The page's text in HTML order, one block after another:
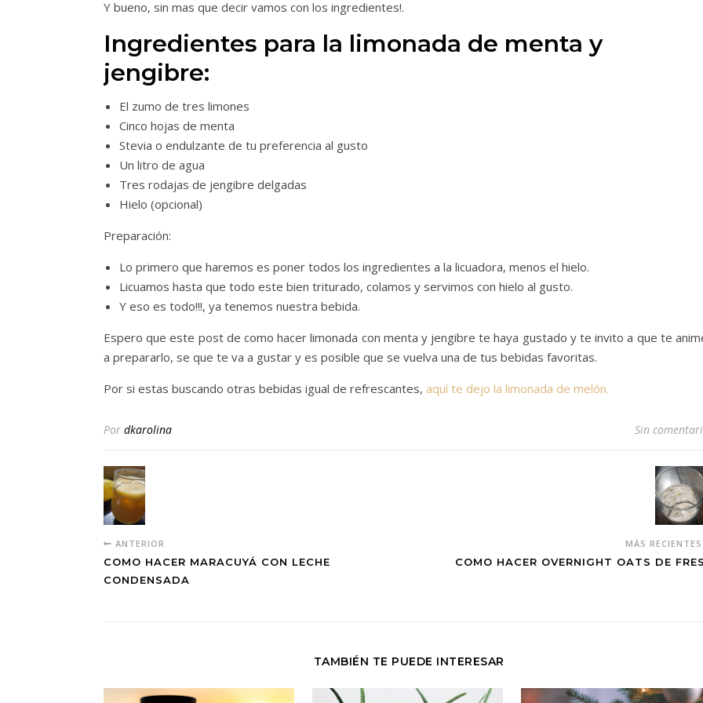
Y bueno, sin mas que decir vamos con los ingredientes!.
Ingredientes para la limonada de menta y
jengibre:
El zumo de tres limones
Cinco hojas de menta
Stevia o endulzante de tu preferencia al gusto
Un litro de agua
Tres rodajas de jengibre delgadas
Hielo (opcional)
Preparación:
Lo primero que haremos es poner todos los ingredientes a la licuadora, menos el hielo.
Licuamos hasta que todo este bien triturado, colamos y servimos con hielo al gusto.
Y eso es todo!!!, ya tenemos nuestra bebida.
Espero que este post de como hacer limonada con menta y jengibre te haya gustado y te invito a que te
a prepararlo, se que te va a gustar y es posible que se vuelva una de tus bebidas favoritas.
Por si estas buscando otras bebidas igual de refrescantes, aquí te dejo la limonada de melón.
Por dkarolina Sin
ANTERIOR
COMO HACER MARACUYÁ CON LECHE
CONDENSADA
MÁS
COMO HACER OVERNIGHT OATS DE
TAMBIÉN TE PUEDE INTERESAR